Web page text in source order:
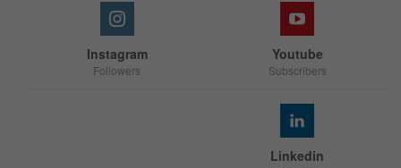
Youtube
Subscribers
Instagram
Followers
Linkedin